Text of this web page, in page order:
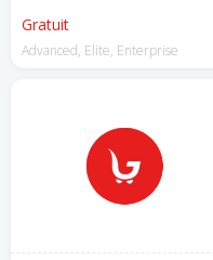
Gratuit
Advanced, Elite, Enterprise